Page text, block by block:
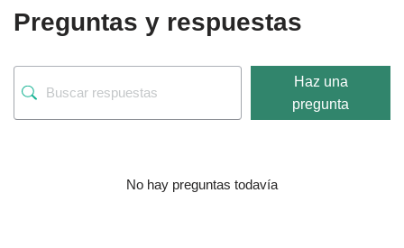
Preguntas y respuestas
Haz una
pregunta
No hay preguntas todavía